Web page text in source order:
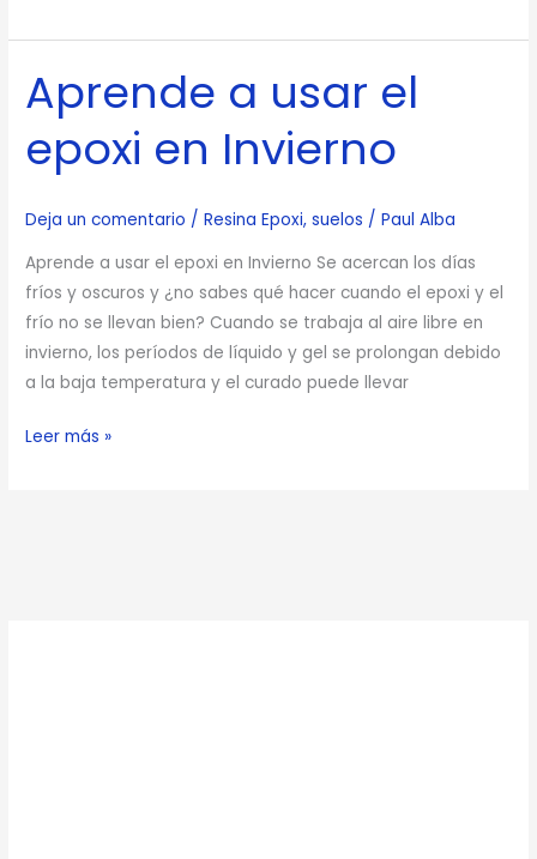
Aprende a usar el
epoxi en Invierno​
Deja un comentario /Resina Epoxi,suelos /Paul Alba
Aprende a usar el epoxi en Invierno Se acercan los días
fríos y oscuros y ¿no sabes qué hacer cuando el epoxi y el
frío no se llevan bien? Cuando se trabaja al aire libre en
invierno, los períodos de líquido y gel se prolongan debido
a la baja temperatura y el curado puede llevar
Aprende
a
usar
el
en
Invierno​
Leer más »